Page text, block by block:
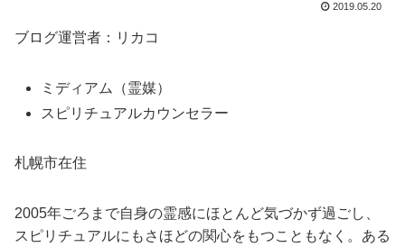
2019.05.20
ブログ運営者：リカコ
ミディアム（霊媒）
スピリチュアルカウンセラー
札幌市在住
2005年ごろまで自身の霊感にほとんど気づかず過ごし、
スピリチュアルにもさほどの関心をもつこともなく。ある